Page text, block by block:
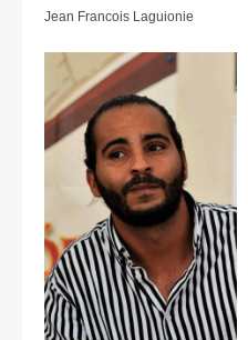
Jean Francois Laguionie